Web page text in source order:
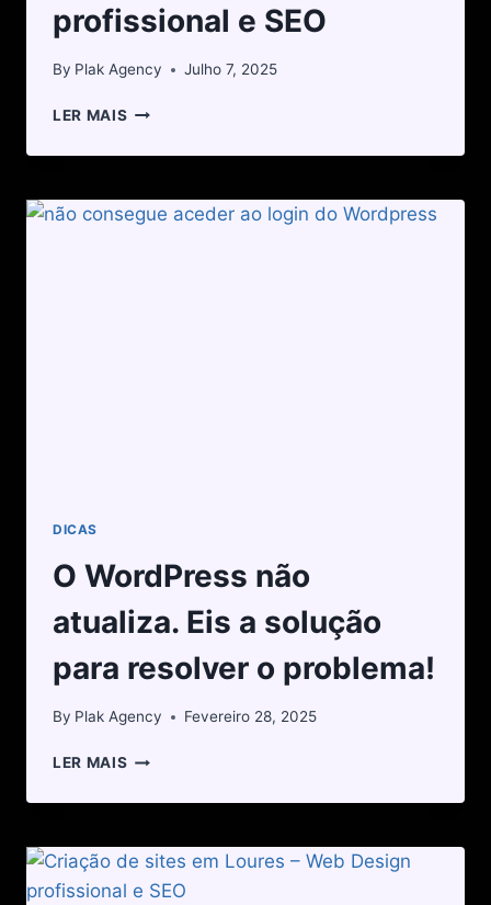
profissional e SEO
By Plak Agency Julho 7, 2025
LER MAIS
DICAS
O WordPress não
atualiza. Eis a solução
para resolver o problema!
By Plak Agency Fevereiro 28, 2025
LER MAIS